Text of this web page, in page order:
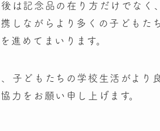
は記念品の在り方だけでなく
しながらより多くの子どもた
進めてまいります。
子どもたちの学校生活がより
力をお願い申し上げます。